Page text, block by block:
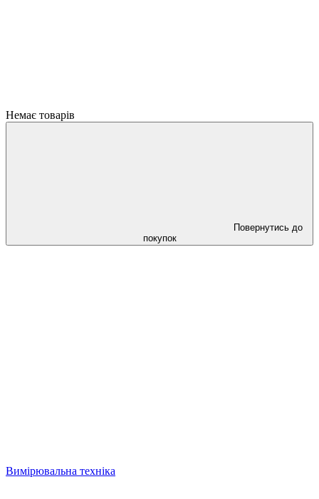
Немає товарів
Повернутись до
покупок
Вимірювальна техніка